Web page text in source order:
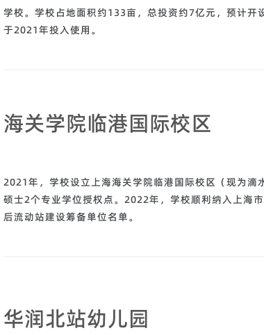
学校。学校占地面积约133亩，总投资约7亿元，预计
于2021年投入使用。
海关学院临港国际校区
2021年，学校设立上海海关学院临港国际校区（现为滴
硕士2个专业学位授权点。2022年，学校顺利纳入上海
后流动站建设筹备单位名单。
华润北站幼儿园